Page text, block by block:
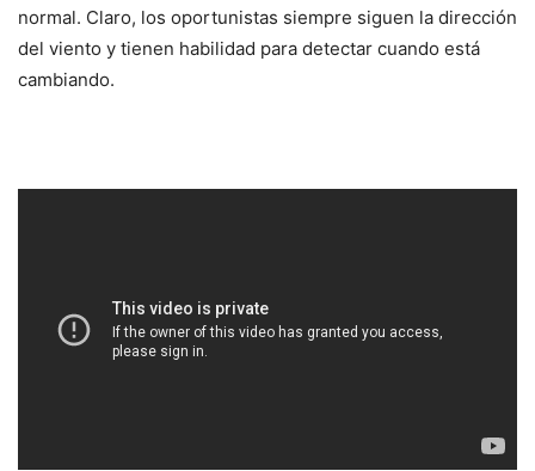
normal. Claro, los oportunistas siempre siguen la dirección
del viento y tienen habilidad para detectar cuando está
cambiando.
Infobae, Daniel Hadad, y su columnista Román Lejtman),
entrevistaron a la ex funcionaria de la CIA y actual
subsecretaria de Estado para Subamérica, Kimberly Breier,
no descarta trabajar con Cristina Kirchner si es elegida